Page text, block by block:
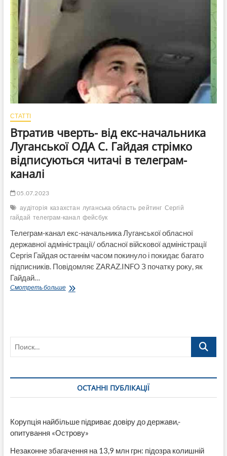
СТАТТІ
Втратив чверть- від екс-начальника
Луганської ОДА С. Гайдая стрімко
відписуються читачі в телеграм-
каналі
05.07.2023
аудіторія казахстан луганська область рейтинг Сергій
гайдай телеграм-канал фейсбук
Телеграм-канал екс-начальника Луганської обласної
державної адміністрації/ обласної війскової адміністрації
Сергія Гайдая останнім часом покинуло і покидає багато
підписників. Повідомляє ZARAZ.INFO З початку року, як
Гайдай…
Смотреть большеВтратив
Гайдая
відписуються
читачі
в
Поиск…
ОСТАННІ ПУБЛІКАЦІЇ
Корупція найбільше підриває довіру до держави,-
опитування «Острову»
Незаконне збагачення на 13,9 млн грн: підозра колишній